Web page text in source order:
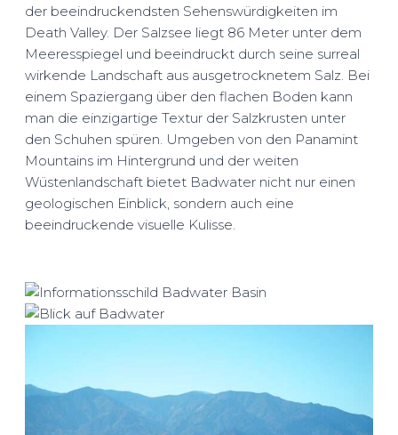
der beeindruckendsten Sehenswürdigkeiten im
Death Valley. Der Salzsee liegt 86 Meter unter dem
Meeresspiegel und beeindruckt durch seine surreal
wirkende Landschaft aus ausgetrocknetem Salz. Bei
einem Spaziergang über den flachen Boden kann
man die einzigartige Textur der Salzkrusten unter
den Schuhen spüren. Umgeben von den Panamint
Mountains im Hintergrund und der weiten
Wüstenlandschaft bietet Badwater nicht nur einen
geologischen Einblick, sondern auch eine
beeindruckende visuelle Kulisse.